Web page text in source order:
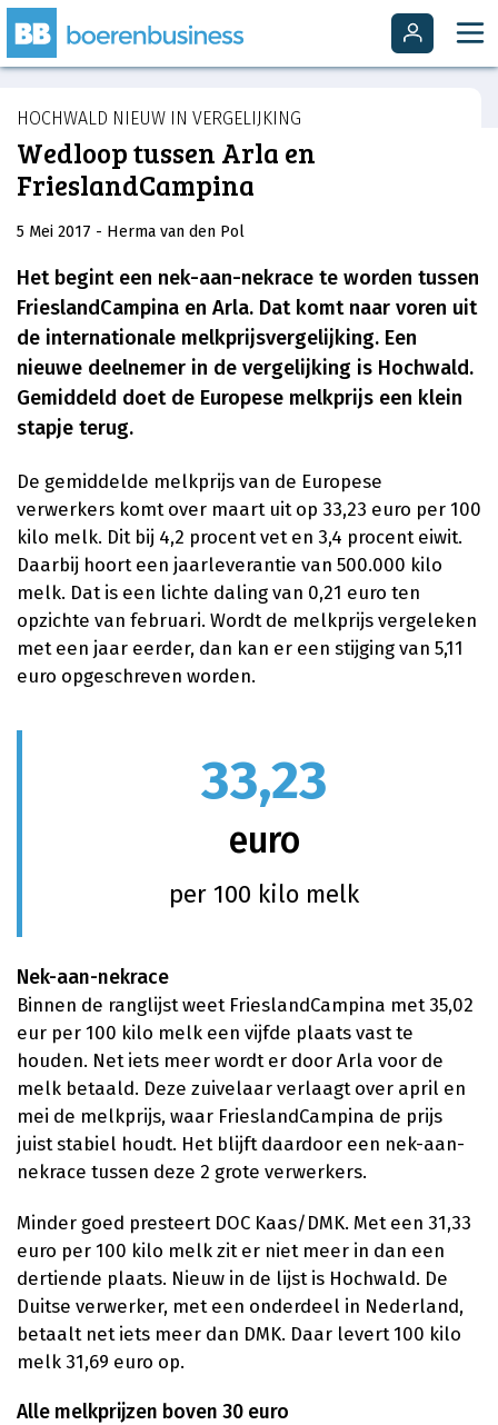
HOCHWALD NIEUW IN VERGELIJKING
Wedloop tussen Arla en
FrieslandCampina
5 Mei 2017 - Herma van den Pol
Het begint een nek-aan-nekrace te worden tussen
FrieslandCampina en Arla. Dat komt naar voren uit
de internationale melkprijsvergelijking. Een
nieuwe deelnemer in de vergelijking is Hochwald.
Gemiddeld doet de Europese melkprijs een klein
stapje terug.
De gemiddelde melkprijs van de Europese
verwerkers komt over maart uit op 33,23 euro per 100
kilo melk. Dit bij 4,2 procent vet en 3,4 procent eiwit.
Daarbij hoort een jaarleverantie van 500.000 kilo
melk. Dat is een lichte daling van 0,21 euro ten
opzichte van februari. Wordt de melkprijs vergeleken
met een jaar eerder, dan kan er een stijging van 5,11
euro opgeschreven worden.
33,23
euro
per 100 kilo melk
Nek-aan-nekrace
Binnen de ranglijst weet FrieslandCampina met 35,02
eur per 100 kilo melk een vijfde plaats vast te
houden. Net iets meer wordt er door Arla voor de
melk betaald. Deze zuivelaar verlaagt over april en
mei de melkprijs, waar FrieslandCampina de prijs
juist stabiel houdt. Het blijft daardoor een nek-aan-
nekrace tussen deze 2 grote verwerkers.
Minder goed presteert DOC Kaas/DMK. Met een 31,33
euro per 100 kilo melk zit er niet meer in dan een
dertiende plaats. Nieuw in de lijst is Hochwald. De
Duitse verwerker, met een onderdeel in Nederland,
betaalt net iets meer dan DMK. Daar levert 100 kilo
melk 31,69 euro op.
Alle melkprijzen boven 30 euro